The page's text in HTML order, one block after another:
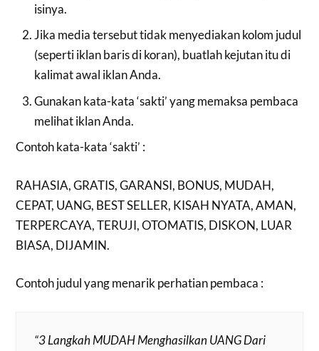
isinya.
Jika media tersebut tidak menyediakan kolom judul
(seperti iklan baris di koran), buatlah kejutan itu di
kalimat awal iklan Anda.
Gunakan kata-kata ‘sakti’ yang memaksa pembaca
melihat iklan Anda.
Contoh kata-kata ‘sakti’ :
RAHASIA, GRATIS, GARANSI, BONUS, MUDAH,
CEPAT, UANG, BEST SELLER, KISAH NYATA, AMAN,
TERPERCAYA, TERUJI, OTOMATIS, DISKON, LUAR
BIASA, DIJAMIN.
Contoh judul yang menarik perhatian pembaca :
“3 Langkah MUDAH Menghasilkan UANG Dari